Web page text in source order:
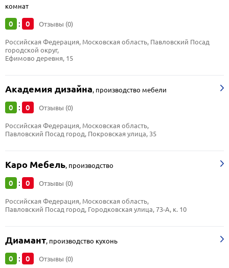
комнат
0 : 0 Отзывы (0)
Российская Федерация, Московская область, Павловский Посад
городской округ,
Ефимово деревня, 15
Академия дизайна, производство мебели
0 : 0 Отзывы (0)
Российская Федерация, Московская область,
Павловский Посад город, Покровская улица, 35
Каро Мебель, производство
0 : 0 Отзывы (0)
Российская Федерация, Московская область,
Павловский Посад город, Городковская улица, 73-А, к. 10
Диамант, производство кухонь
0 : 0 Отзывы (0)